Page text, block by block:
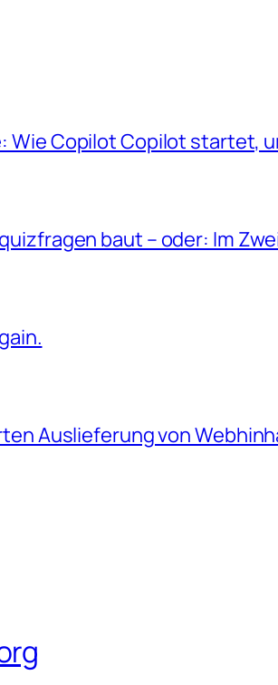
Wie Copilot Copilot startet,
baut – oder: Im
Auslieferung von